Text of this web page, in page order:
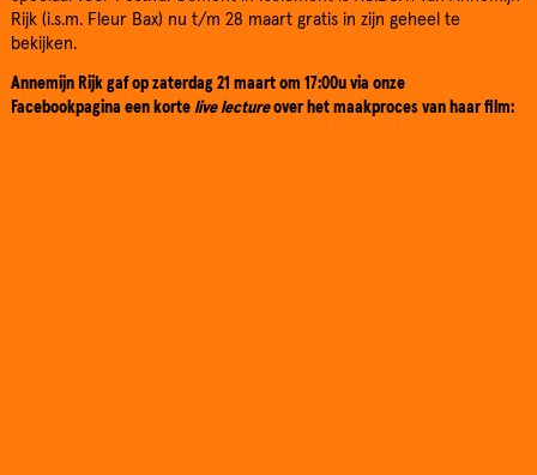
Rijk (i.s.m. Fleur Bax) nu t/m 28 maart gratis in zijn geheel te
bekijken.
Annemijn Rijk gaf op zaterdag 21 maart om 17:00u via onze
Facebookpagina een korte live lectureover het maakproces van haar film: